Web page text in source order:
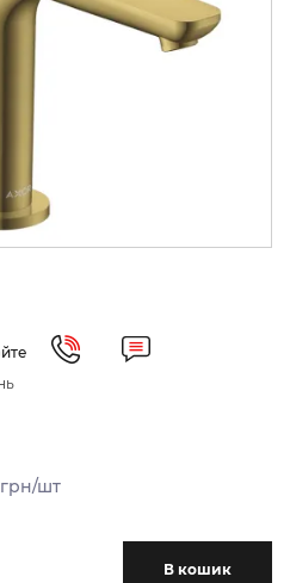
грн/шт
В кошик